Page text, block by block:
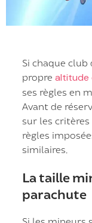
Si chaque
proprealtitude
ses règles en
Avant de
sur les
règles
similaires.
La taille
parachute